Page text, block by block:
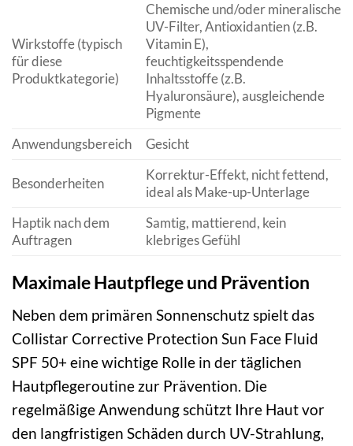
Wirkstoffe (typisch
für diese
Produktkategorie)
Chemische und/oder mineralische
UV-Filter, Antioxidantien (z.B.
Vitamin E),
feuchtigkeitsspendende
Inhaltsstoffe (z.B.
Hyaluronsäure), ausgleichende
Pigmente
Anwendungsbereich
Gesicht
Besonderheiten
Korrektur-Effekt, nicht fettend,
ideal als Make-up-Unterlage
Haptik nach dem
Auftragen
Samtig, mattierend, kein
klebriges Gefühl
Maximale Hautpflege und Prävention
Neben dem primären Sonnenschutz spielt das
Collistar Corrective Protection Sun Face Fluid
SPF 50+ eine wichtige Rolle in der täglichen
Hautpflegeroutine zur Prävention. Die
regelmäßige Anwendung schützt Ihre Haut vor
den langfristigen Schäden durch UV-Strahlung,